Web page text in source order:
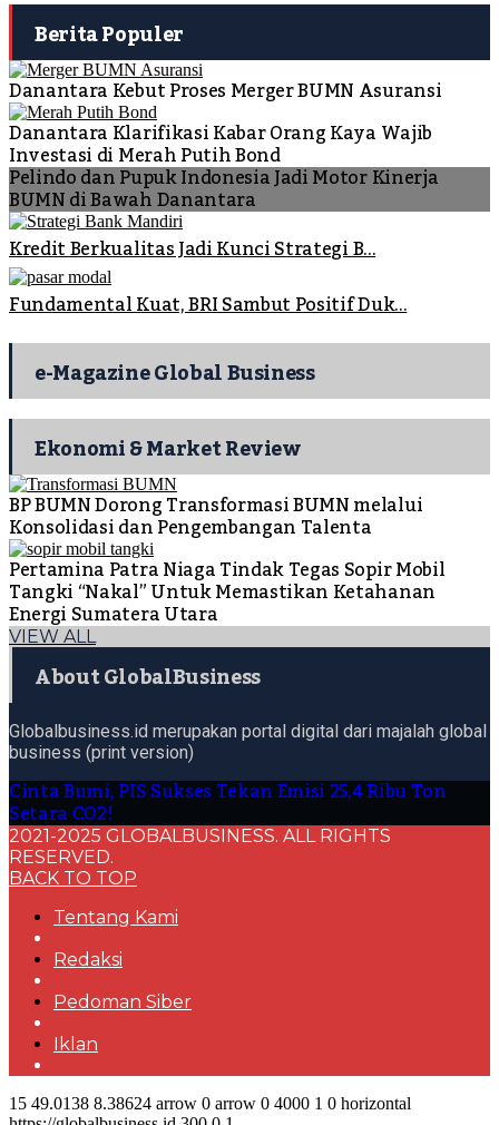
Berita Populer
Danantara Kebut Proses Merger BUMN Asuransi
Danantara Klarifikasi Kabar Orang Kaya Wajib
Investasi di Merah Putih Bond
Pelindo dan Pupuk Indonesia Jadi Motor Kinerja
BUMN di Bawah Danantara
Kredit Berkualitas Jadi Kunci Strategi B...
Fundamental Kuat, BRI Sambut Positif Duk...
e-Magazine Global Business
Ekonomi & Market Review
BP BUMN Dorong Transformasi BUMN melalui
Konsolidasi dan Pengembangan Talenta
Pertamina Patra Niaga Tindak Tegas Sopir Mobil
Tangki “Nakal” Untuk Memastikan Ketahanan
Energi Sumatera Utara
VIEW ALL
About GlobalBusiness
Globalbusiness.id merupakan portal digital dari majalah global
business (print version)
Cinta Bumi, PIS Sukses Tekan Emisi 25,4 Ribu Ton
Setara CO2!
2021-2025 GLOBALBUSINESS. ALL RIGHTS
RESERVED.
BACK TO TOP
Tentang Kami
Redaksi
Pedoman Siber
Iklan
15 49.0138 8.38624 arrow 0 arrow 0 4000 1 0 horizontal